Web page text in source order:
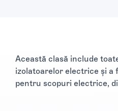
Această clasă include
izolatoarelor electrice și a
pentru scopuri electrice,